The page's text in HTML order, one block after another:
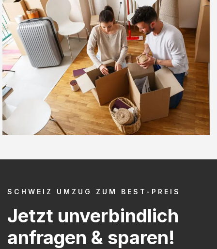
SCHWEIZ UMZUG ZUM BEST-PREIS
Jetzt unverbindlich
anfragen & sparen!